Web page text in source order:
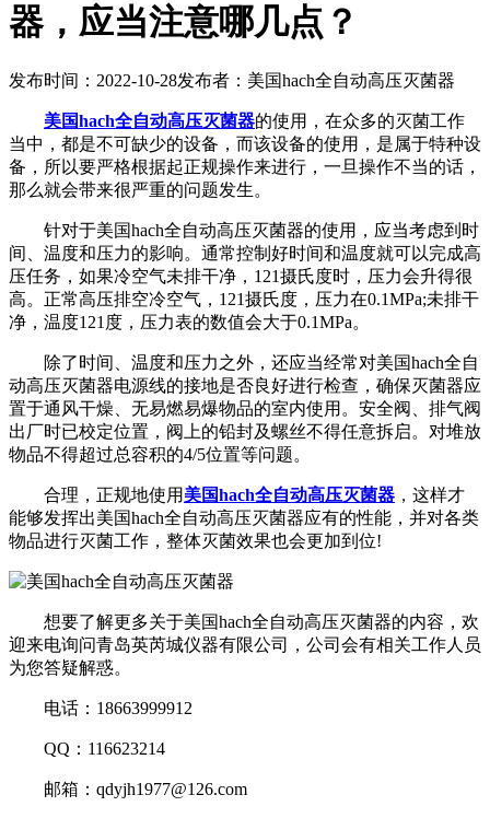
器，应当注意哪几点？
发布时间：2022-10-28发布者：美国hach全自动高压灭菌器
美国hach全自动高压灭菌器的使用，在众多的灭菌工作
当中，都是不可缺少的设备，而该设备的使用，是属于特种设
备，所以要严格根据起正规操作来进行，一旦操作不当的话，
那么就会带来很严重的问题发生。
针对于美国hach全自动高压灭菌器的使用，应当考虑到时
间、温度和压力的影响。通常控制好时间和温度就可以完成高
压任务，如果冷空气未排干净，121摄氏度时，压力会升得很
高。正常高压排空冷空气，121摄氏度，压力在0.1MPa;未排干
净，温度121度，压力表的数值会大于0.1MPa。
除了时间、温度和压力之外，还应当经常对美国hach全自
动高压灭菌器电源线的接地是否良好进行检查，确保灭菌器应
置于通风干燥、无易燃易爆物品的室内使用。安全阀、排气阀
出厂时已校定位置，阀上的铅封及螺丝不得任意拆启。对堆放
物品不得超过总容积的4/5位置等问题。
合理，正规地使用 美国hach全自动高压灭菌器 ，这样才
能够发挥出美国hach全自动高压灭菌器应有的性能，并对各类
物品进行灭菌工作，整体灭菌效果也会更加到位!
想要了解更多关于美国hach全自动高压灭菌器的内容，欢
迎来电询问青岛英芮城仪器有限公司，公司会有相关工作人员
为您答疑解惑。
电话：18663999912
QQ：116623214
邮箱：qdyjh1977@126.com